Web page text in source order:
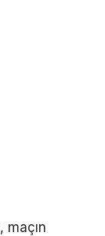
, maçın